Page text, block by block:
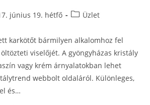
június 19. hétfő
PostÜzlet
karkötőt bármilyen alkalomhoz fel
viselőjét. A gyöngyházas kristály
vagy krém árnyalatokban lehet
webbolt oldaláról. Különleges,
és…